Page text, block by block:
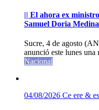
|| El ahora ex
Samuel Doria
Sucre, 4 de agosto
anunció este lunes una
Nacional
04/08/2026 Ce ere &